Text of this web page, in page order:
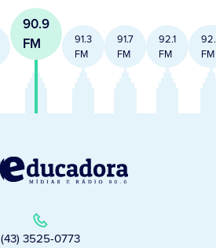
90.9
FM
91.3
FM
91.7
FM
92.1
FM
FM
(43) 3525-0773